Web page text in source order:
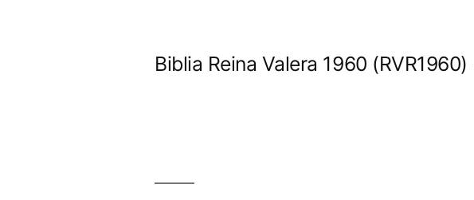
Biblia Reina Valera 1960 (RVR1960)